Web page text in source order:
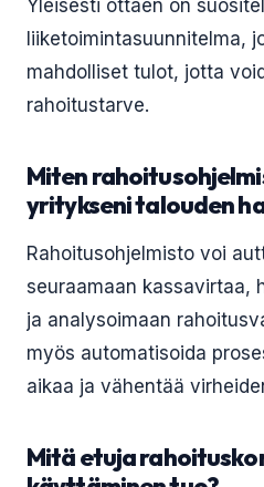
Yleisesti ottaen on
liiketoimintasuunnitelma,
mahdolliset tulot, jotta
rahoitustarve.
Miten
yritykseni talouden
Rahoitusohjelmisto voi
seuraamaan kassavirtaa,
ja analysoimaan
myös automatisoida
aikaa ja vähentää
Mitä etuja